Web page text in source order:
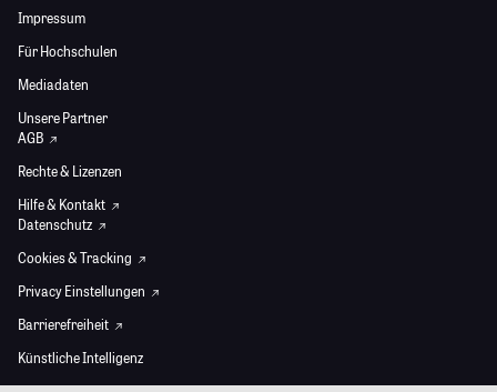
Impressum
Für Hochschulen
Mediadaten
Unsere Partner
AGB
Rechte & Lizenzen
Hilfe & Kontakt
Datenschutz
Cookies & Tracking
Privacy Einstellungen
Barrierefreiheit
Künstliche Intelligenz